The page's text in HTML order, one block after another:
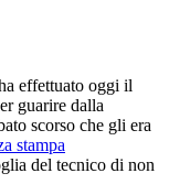
effettuato oggi il
guarire dalla
scorso che gli era
stampa
del tecnico di non